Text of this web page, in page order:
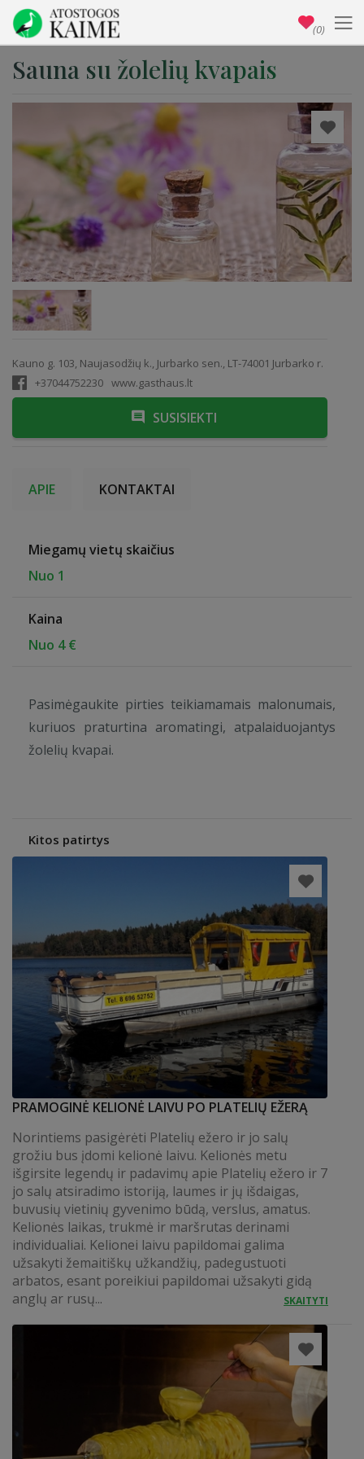
Sauna su žolelių kvapais
Kauno g. 103, Naujasodžių k., Jurbarko sen., LT-74001 Jurbarko r.
+37044752230 www.gasthaus.lt
SUSISIEKTI
APIE KONTAKTAI
Miegamų vietų skaičius
Nuo 1
Kaina
Nuo 4 €
Pasimėgaukite pirties teikiamamais malonumais,
kuriuos praturtina aromatingi, atpalaiduojantys
žolelių kvapai.
Kitos patirtys
PRAMOGINĖ KELIONĖ LAIVU PO PLATELIŲ EŽERĄ
Norintiems pasigėrėti Platelių ežero ir jo salų
grožiu bus įdomi kelionė laivu. Kelionės metu
išgirsite legendų ir padavimų apie Platelių ežero ir 7
jo salų atsiradimo istoriją, laumes ir jų išdaigas,
buvusių vietinių gyvenimo būdą, verslus, amatus.
Kelionės laikas, trukmė ir maršrutas derinami
individualiai. Kelionei laivu papildomai galima
užsakyti žemaitiškų užkandžių, padegustuoti
arbatos, esant poreikiui papildomai užsakyti gidą
anglų ar rusų...
SKAITYTI
(0)